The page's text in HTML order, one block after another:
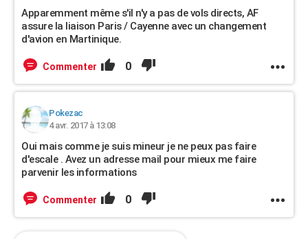
Apparemment même s'il n'y a pas de vols directs, AF
assure la liaison Paris / Cayenne avec un changement
d'avion en Martinique.
Commenter 0
Pokezac
4 avr. 2017 à 13:08
Oui mais comme je suis mineur je ne peux pas faire
d'escale . Avez un adresse mail pour mieux me faire
parvenir les informations
Commenter 0